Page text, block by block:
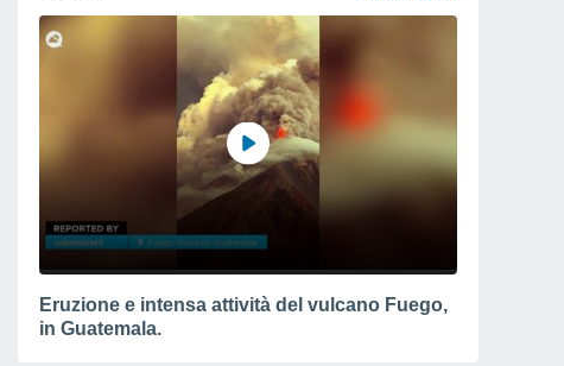
Eruzione e intensa attività del vulcano Fuego,
in Guatemala.